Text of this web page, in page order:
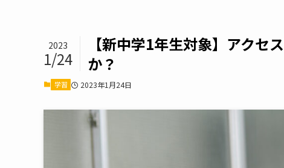
【新中学1年生対象】アクセ
か？
2023
1/24
学習 2023年1月24日